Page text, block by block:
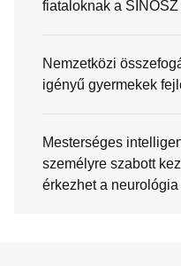
fiataloknak a SINOSZ
Nemzetközi
igényű gyermekek
Mesterséges
személyre szabott
érkezhet a neurológia